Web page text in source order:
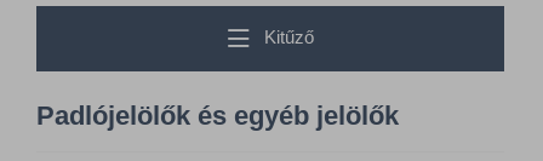
Kitűző
Padlójelölők és egyéb jelölők